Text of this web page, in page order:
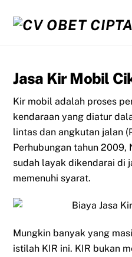
Jasa Kir Mobil
Kir mobil adalah proses
kendaraan yang diatur
lintas dan angkutan jalan
Perhubungan tahun 2009,
sudah layak dikendarai di
memenuhi syarat.
Mungkin banyak yang
istilah KIR ini. KIR bukan